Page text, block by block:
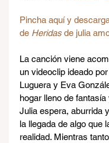
Pincha aquí y
de Heridas de julia
La canción viene
un videoclip ideado
Luguera y Eva
hogar lleno de
Julia espera, aburrida
la llegada de algo que
realidad. Mientras